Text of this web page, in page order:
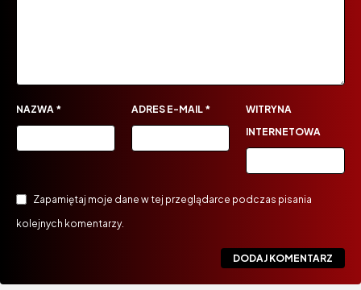
NAZWA * ADRES E-MAIL *
WITRYNA
INTERNETOWA
Zapamiętaj moje dane w tej przeglądarce podczas pisania
kolejnych komentarzy.